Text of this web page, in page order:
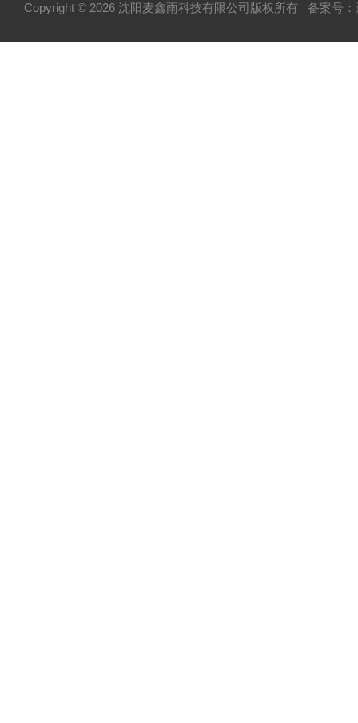
废气处理设备系列
Copyright © 2026 沈阳麦鑫雨科技有限公司版权所有 备案号